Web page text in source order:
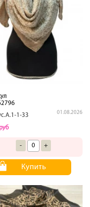
1-33
01.08.2026
- +
Купить